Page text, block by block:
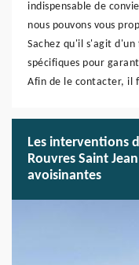
indispensable de
nous pouvons vous
Sachez qu'il s'agit
spécifiques pour
Afin de le contacter, il
Les interventions
Rouvres Saint
avoisinantes